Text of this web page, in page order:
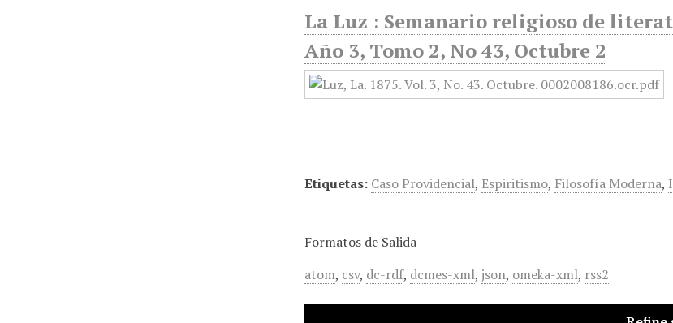
La Luz : Semanario religioso de
Año 3, Tomo 2, No 43, Octubre 2
Etiquetas: Caso Providencial, Espiritismo, Filosofía Moderna,
Formatos de Salida
atom, csv, dc-rdf, dcmes-xml,json, omeka-xml, rss2